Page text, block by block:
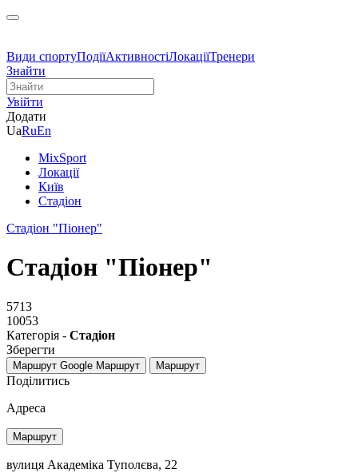
Види спортуПодіїАктивностіЛокаціїТренери
Знайти
Увійти
Додати
UaRuEn
MixSport
Локації
Київ
Стадіон
Стадіон "Піонер"
Стадіон "Піонер"
5713
10053
Категорія - Стадіон
Зберегти
Маршрут Google Маршрут Маршрут
Поділитись
Адреса
Маршрут
вулиця Академіка Туполєва, 22